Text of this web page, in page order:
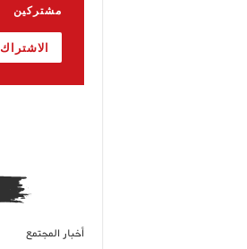
مشتركين
الاشتراك
أخبار المجتمع